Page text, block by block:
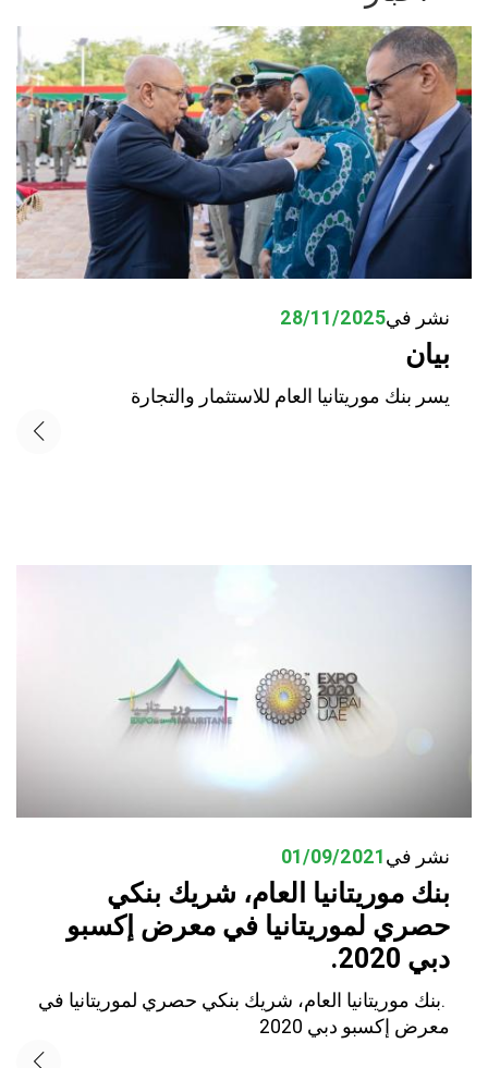
نشر في28/11/2025
بيان
يسر بنك موريتانيا العام للاستثمار والتجارة
نشر في01/09/2021
بنك موريتانيا العام، شريك بنكي
حصري لموريتانيا في معرض إكسبو
دبي 2020.
.بنك موريتانيا العام، شريك بنكي حصري لموريتانيا في
معرض إكسبو دبي 2020